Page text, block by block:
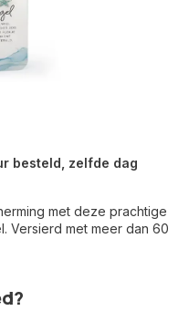
besteld, zelfde dag
met deze prachtige
Versierd met meer dan 60